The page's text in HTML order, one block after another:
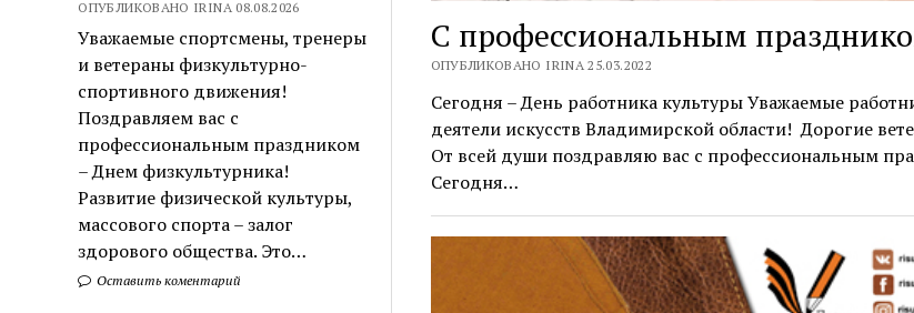
ОПУБЛИКОВАНО IRINA 08.08.2026
Уважаемые спортсмены, тренеры
и ветераны физкультурно-
спортивного движения!
Поздравляем вас с
профессиональным праздником
– Днем физкультурника!
Развитие физической культуры,
массового спорта – залог
здорового общества. Это…
Оставить коментарий
С профессиональным
ОПУБЛИКОВАНО IRINA 25.03.2022
Сегодня – День работника культуры Уважаемые
деятели искусств Владимирской области! Дорогие
От всей души поздравляю вас с профессиональным
Сегодня…